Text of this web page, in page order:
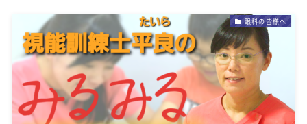
眼科の皆様へ